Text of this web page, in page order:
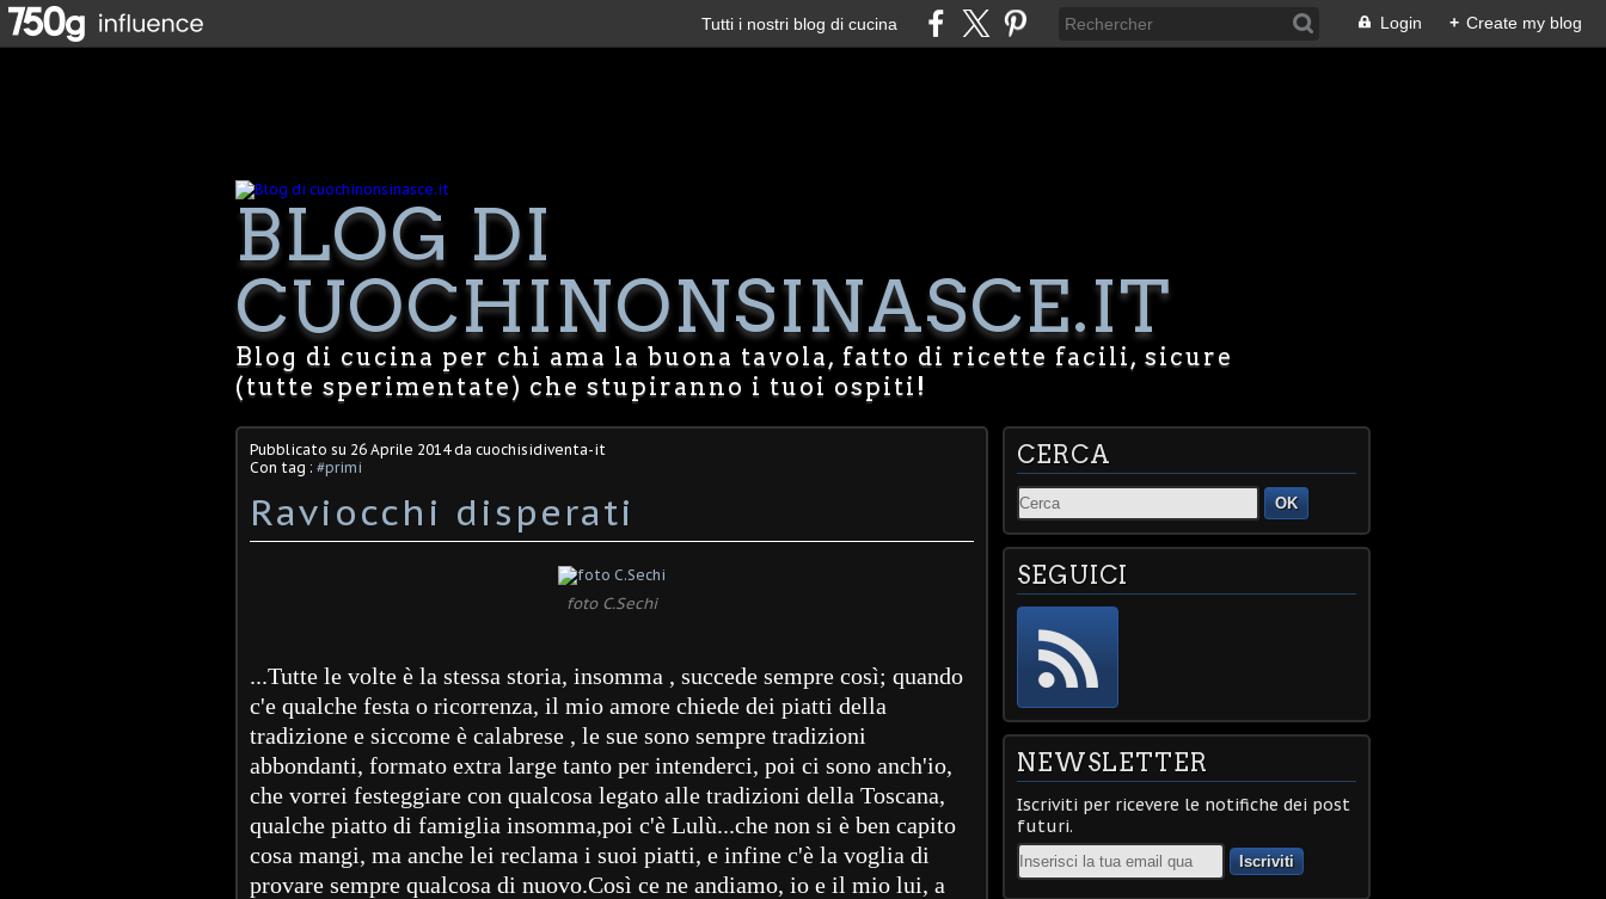
Tutti i nostri blog di cucina Login + Create my blog
BLOG DI
CUOCHINONSINASCE.IT
Blog di cucina per chi ama la buona tavola, fatto di ricette facili, sicure
(tutte sperimentate) che stupiranno i tuoi ospiti!
Pubblicato su 26 Aprile 2014da cuochisidiventa-it
Con tag : #primi
Raviocchi disperati
foto C.Sechi
...Tutte le volte è la stessa storia, insomma , succede sempre così; quando
c'e qualche festa o ricorrenza, il mio amore chiede dei piatti della
tradizione e siccome è calabrese , le sue sono sempre tradizioni
abbondanti, formato extra large tanto per intenderci, poi ci sono anch'io,
che vorrei festeggiare con qualcosa legato alle tradizioni della Toscana,
qualche piatto di famiglia insomma,poi c'è Lulù...che non si è ben capito
cosa mangi, ma anche lei reclama i suoi piatti, e infine c'è la voglia di
provare sempre qualcosa di nuovo.Così ce ne andiamo, io e il mio lui, a
CERCA
OK
SEGUICI
NEWSLETTER
Iscriviti per ricevere le notifiche dei post
futuri.
Email